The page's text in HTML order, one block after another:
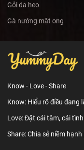
Gỏi da heo
Gà nướng mật ong
Know - Love - Share
Know: Hiểu rõ điều đang
Love: Đặt cái tâm, cái
Share: Chia sẻ niềm